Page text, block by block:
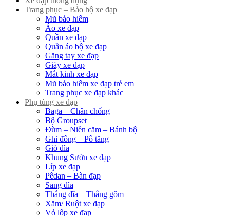
Trang phục – Bảo hộ xe đạp
Mũ bảo hiểm
Áo xe đạp
Quần xe đạp
Quần áo bộ xe đạp
Găng tay xe đạp
Giày xe đạp
Mắt kinh xe đạp
Mũ bảo hiểm xe đạp trẻ em
Trang phục xe đạp khác
Phụ tùng xe đạp
Baga – Chân chống
Bộ Groupset
Đùm – Niền căm – Bánh bộ
Ghi đông – Pô tăng
Giò dĩa
Khung Sườn xe đạp
Líp xe đạp
Pêdan – Bàn đạp
Sang đĩa
Thắng đĩa – Thắng gôm
Xăm/ Ruột xe đạp
Vỏ lốp xe đạp